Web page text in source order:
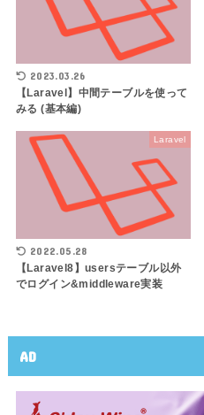
2023.03.26
【Laravel】中間テーブルを使って
みる (基本編)
Laravel
2022.05.28
【Laravel8】usersテーブル以外
でログイン&middleware実装
AD